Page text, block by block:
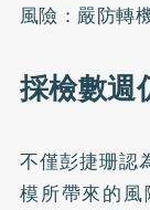
風險：嚴防轉
採檢數週
不僅彭捷珊認
模所帶來的